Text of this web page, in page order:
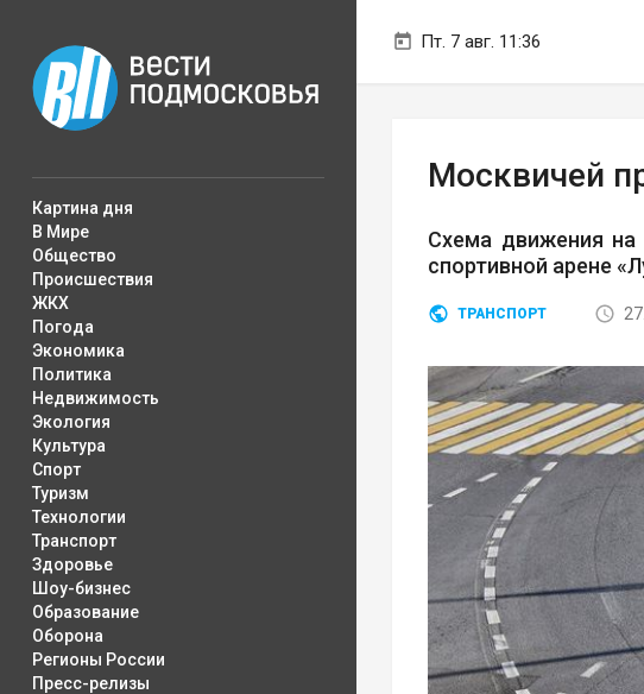
Пт. 7 авг. 11:36
Картина дня
В Мире
Общество
Происшествия
ЖКХ
Погода
Экономика
Политика
Недвижимость
Экология
Культура
Спорт
Туризм
Технологии
Транспорт
Здоровье
Шоу-бизнес
Образование
Оборона
Регионы России
Пресс-релизы
Москвичей
Схема движения на
спортивной арене
ТРАНСПОРТ